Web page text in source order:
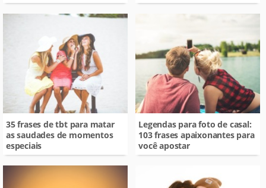
35 frases de tbt para matar
as saudades de momentos
especiais
Legendas para foto de casal:
103 frases apaixonantes para
você apostar